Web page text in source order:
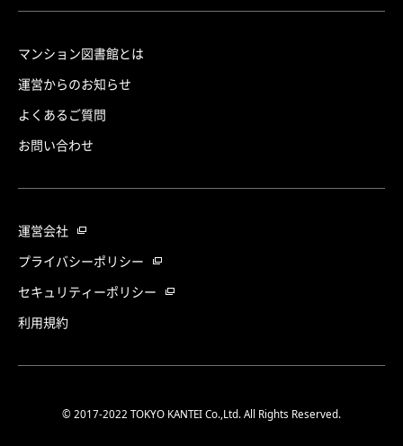
マンション図書館とは
運営からのお知らせ
よくあるご質問
お問い合わせ
運営会社
プライバシーポリシー
セキュリティーポリシー
利用規約
© 2017-2022 TOKYO KANTEI Co.,Ltd. All Rights Reserved.